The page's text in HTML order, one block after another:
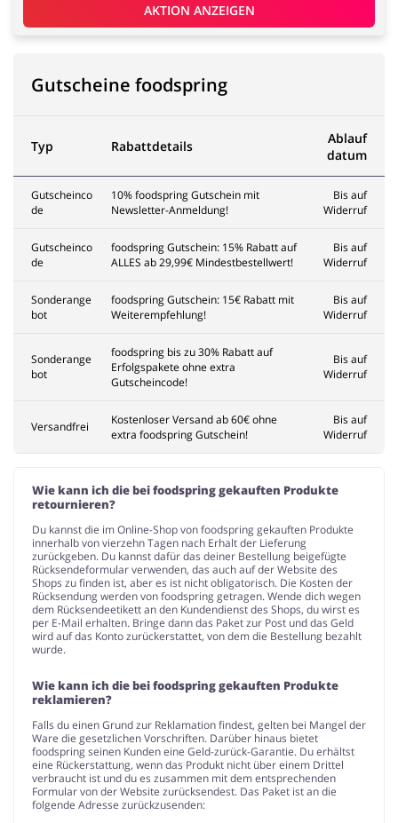
AKTION ANZEIGEN
Gutscheine foodspring
Typ Rabattdetails
Ablauf
datum
Gutscheinco
de
10% foodspring Gutschein mit
Newsletter-Anmeldung!
Bis auf
Widerruf
Gutscheinco
de
foodspring Gutschein: 15% Rabatt auf
ALLES ab 29,99€ Mindestbestellwert!
Bis auf
Widerruf
Sonderange
bot
foodspring Gutschein: 15€ Rabatt mit
Weiterempfehlung!
Bis auf
Widerruf
Sonderange
bot
foodspring bis zu 30% Rabatt auf
Erfolgspakete ohne extra
Gutscheincode!
Bis auf
Widerruf
Versandfrei
Kostenloser Versand ab 60€ ohne
extra foodspring Gutschein!
Bis auf
Widerruf
Wie kann ich die bei foodspring gekauften Produkte
retournieren?
Du kannst die im Online-Shop von foodspring gekauften Produkte
innerhalb von vierzehn Tagen nach Erhalt der Lieferung
zurückgeben. Du kannst dafür das deiner Bestellung beigefügte
Rücksendeformular verwenden, das auch auf der Website des
Shops zu finden ist, aber es ist nicht obligatorisch. Die Kosten der
Rücksendung werden von foodspring getragen. Wende dich wegen
dem Rücksendeetikett an den Kundendienst des Shops, du wirst es
per E-Mail erhalten. Bringe dann das Paket zur Post und das Geld
wird auf das Konto zurückerstattet, von dem die Bestellung bezahlt
wurde.
Wie kann ich die bei foodspring gekauften Produkte
reklamieren?
Falls du einen Grund zur Reklamation findest, gelten bei Mangel der
Ware die gesetzlichen Vorschriften. Darüber hinaus bietet
foodspring seinen Kunden eine Geld-zurück-Garantie. Du erhältst
eine Rückerstattung, wenn das Produkt nicht über einem Drittel
verbraucht ist und du es zusammen mit dem entsprechenden
Formular von der Website zurücksendest. Das Paket ist an die
folgende Adresse zurückzusenden: